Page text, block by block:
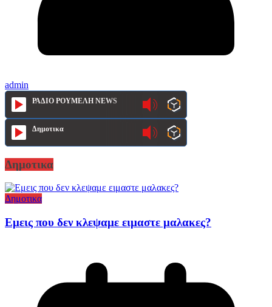
admin
ΡΑΔΙΟ ΡΟΥΜΕΛΗ NEWS
Δημοτικα
Δημοτικα
Δημοτικα
Εμεις που δεν κλεψαμε ειμαστε μαλακες?